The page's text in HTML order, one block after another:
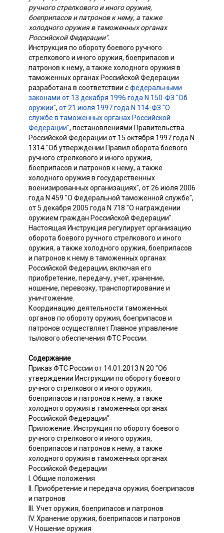
ручного стрелкового и иного оружия,
боеприпасов и патронов к нему, а также
холодного оружия в таможенных органах
Российской Федерации".
Инструкция по обороту боевого ручного
стрелкового и иного оружия, боеприпасов и
патронов к нему, а также холодного оружия в
таможенных органах Российской Федерации
разработана в соответствии сфедеральными
законами от 13 декабря 1996 года N 150-ФЗ "Об
оружии", от 21 июля 1997 года N 114-ФЗ "О
службе в таможенных органах Российской
Федерации", постановлениями Правительства
Российской Федерации от 15 октября 1997 года N
1314 "Об утверждении Правил оборота боевого
ручного стрелкового и иного оружия,
боеприпасов и патронов к нему, а также
холодного оружия в государственных
военизированных организациях", от 26 июля 2006
года N 459 "О Федеральной таможенной службе",
от 5 декабря 2005 года N 718 "О награждении
оружием граждан Российской Федерации".
Настоящая Инструкция регулирует организацию
оборота боевого ручного стрелкового и иного
оружия, а также холодного оружия, боеприпасов
и патронов к нему в таможенных органах
Российской Федерации, включая его
приобретение, передачу, учет, хранение,
ношение, перевозку, транспортирование и
уничтожение.
Координацию деятельности таможенных
органов по обороту оружия, боеприпасов и
патронов осуществляет Главное управление
тылового обеспечения ФТС России.
Содержание
Приказ ФТС России от 14.01.2013 N 20 "Об
утверждении Инструкции по обороту боевого
ручного стрелкового и иного оружия,
боеприпасов и патронов к нему, а также
холодного оружия в таможенных органах
Российской Федерации"
Приложение. Инструкция по обороту боевого
ручного стрелкового и иного оружия,
боеприпасов и патронов к нему, а также
холодного оружия в таможенных органах
Российской Федерации
I. Общие положения
II. Приобретение и передача оружия, боеприпасов
и патронов
III. Учет оружия, боеприпасов и патронов
IV. Хранение оружия, боеприпасов и патронов
V. Ношение оружия